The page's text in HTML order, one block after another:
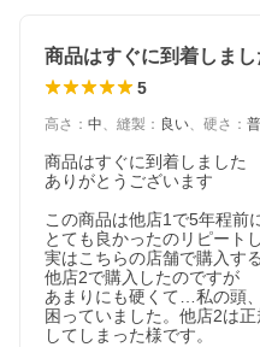
5
高さ ： 中、 縫製 ： 良い、 硬さ ：
商品はすぐに到着しました
ありがとうございます
この商品は他店1で5年程前
とても良かったのリピート
実はこちらの店舗で購入す
他店2で購入したのですが
あまりにも硬くて…私の頭
困っていました。他店2は
してしまった様です。